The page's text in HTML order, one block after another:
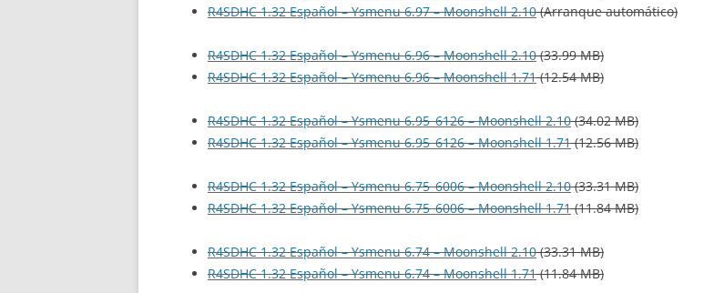
R4SDHC 1.32 Español – Ysmenu 6.97 – Moonshell 2.10(Arranque automático)
R4SDHC 1.32 Español – Ysmenu 6.96 – Moonshell 2.10(33.99 MB)
R4SDHC 1.32 Español – Ysmenu 6.96 – Moonshell 1.71(12.54 MB)
R4SDHC 1.32 Español – Ysmenu 6.95_6126 – Moonshell 2.10(34.02 MB)
R4SDHC 1.32 Español – Ysmenu 6.95_6126 – Moonshell 1.71(12.56 MB)
R4SDHC 1.32 Español – Ysmenu 6.75_6006 – Moonshell 2.10(33.31 MB)
R4SDHC 1.32 Español – Ysmenu 6.75_6006 – Moonshell 1.71(11.84 MB)
R4SDHC 1.32 Español – Ysmenu 6.74 – Moonshell 2.10(33.31 MB)
R4SDHC 1.32 Español – Ysmenu 6.74 – Moonshell 1.71(11.84 MB)